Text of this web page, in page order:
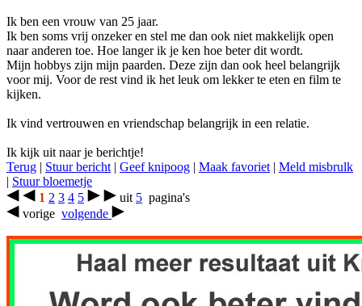
Ik ben een vrouw van 25 jaar.
Ik ben soms vrij onzeker en stel me dan ook niet makkelijk open
naar anderen toe. Hoe langer ik je ken hoe beter dit wordt.
Mijn hobbys zijn mijn paarden. Deze zijn dan ook heel belangrijk
voor mij. Voor de rest vind ik het leuk om lekker te eten en film te
kijken.
Ik vind vertrouwen en vriendschap belangrijk in een relatie.
Ik kijk uit naar je berichtje!
Terug | Stuur bericht | Geef knipoog | Maak favoriet | Meld misbrulk
| Stuur bloemetje
1 2 3 4 5 uit 5 pagina's
vorige volgende